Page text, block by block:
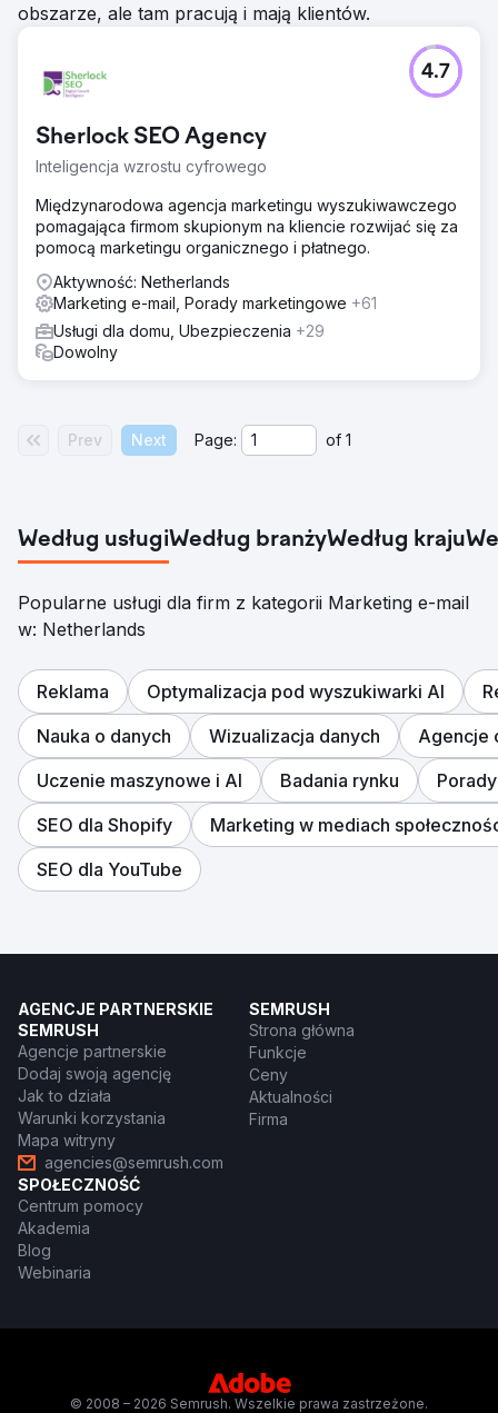
obszarze, ale tam pracują i mają klientów.
Sherlock SEO Agency
Inteligencja wzrostu cyfrowego
4.7
Międzynarodowa agencja marketingu wyszukiwawczego
pomagająca firmom skupionym na kliencie rozwijać się za
pomocą marketingu organicznego i płatnego.
Aktywność: Netherlands
Marketing e-mail, Porady marketingowe +61
Usługi dla domu, Ubezpieczenia +29
Dowolny
Prev Next Page: of 1
Według usługiWedług branżyWedług kraju
Popularne usługi dla firm z kategorii Marketing e-mail
w: Netherlands
Reklama Optymalizacja pod wyszukiwarki AI
Nauka o danych
Wizualizacja danych
Agencje
Uczenie maszynowe i AI
Badania rynku
SEO dla Shopify
Marketing w mediach
SEO dla YouTube
AGENCJE PARTNERSKIE
SEMRUSH
Agencje partnerskie
Dodaj swoją agencję
Jak to działa
Warunki korzystania
Mapa witryny
agencies@semrush.com
SEMRUSH
Strona główna
Funkcje
Ceny
Aktualności
Firma
SPOŁECZNOŚĆ
Centrum pomocy
Akademia
Blog
Webinaria
© 2008 – 2026 Semrush. Wszelkie prawa zastrzeżone.